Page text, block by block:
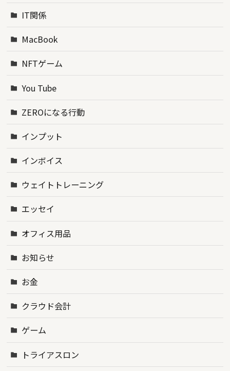
IT関係
MacBook
NFTゲーム
You Tube
ZEROになる行動
インプット
インボイス
ウェイトトレーニング
エッセイ
オフィス用品
お知らせ
お金
クラウド会計
ゲーム
トライアスロン